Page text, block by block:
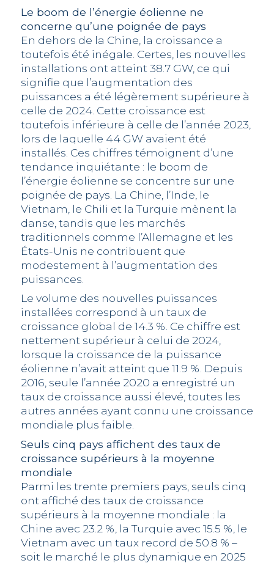
Le boom de l’énergie éolienne ne
concerne qu’une poignée de pays
En dehors de la Chine, la croissance a
toutefois été inégale. Certes, les nouvelles
installations ont atteint 38.7 GW, ce qui
signifie que l’augmentation des
puissances a été légèrement supérieure à
celle de 2024. Cette croissance est
toutefois inférieure à celle de l’année 2023,
lors de laquelle 44 GW avaient été
installés. Ces chiffres témoignent d’une
tendance inquiétante : le boom de
l’énergie éolienne se concentre sur une
poignée de pays. La Chine, l’Inde, le
Vietnam, le Chili et la Turquie mènent la
danse, tandis que les marchés
traditionnels comme l’Allemagne et les
États-Unis ne contribuent que
modestement à l’augmentation des
puissances.
Le volume des nouvelles puissances
installées correspond à un taux de
croissance global de 14.3 %. Ce chiffre est
nettement supérieur à celui de 2024,
lorsque la croissance de la puissance
éolienne n’avait atteint que 11.9 %. Depuis
2016, seule l’année 2020 a enregistré un
taux de croissance aussi élevé, toutes les
autres années ayant connu une croissance
mondiale plus faible.
Seuls cinq pays affichent des taux de
croissance supérieurs à la moyenne
mondiale
Parmi les trente premiers pays, seuls cinq
ont affiché des taux de croissance
supérieurs à la moyenne mondiale : la
Chine avec 23.2 %, la Turquie avec 15.5 %, le
Vietnam avec un taux record de 50.8 % –
soit le marché le plus dynamique en 2025